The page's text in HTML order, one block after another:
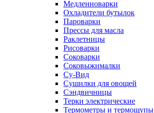
Медленноварки
Охладители бутылок
Пароварки
Прессы для масла
Раклетницы
Рисоварки
Соковарки
Соковыжималки
Су-Вид
Сушилки для овощей
Сэндвичницы
Терки электрические
Термометры и термощупы